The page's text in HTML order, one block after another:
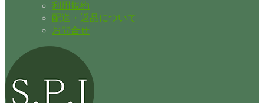
利用規約
配送・返品について
お問合せ